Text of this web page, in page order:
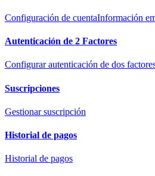
Configuración de cuentaInformación
Autenticación de 2 Factores
Configurar autenticación de dos
Suscripciones
Gestionar suscripción
Historial de pagos
Historial de pagos